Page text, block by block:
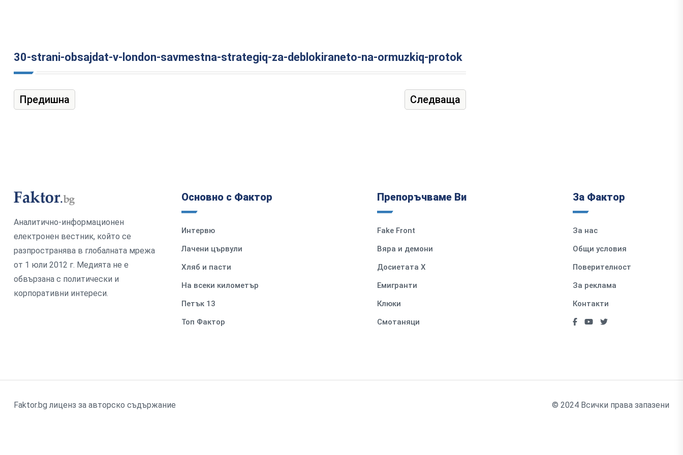
30-strani-obsajdat-v-london-savmestna-strategiq-za-deblokiraneto-na-ormuzkiq-protok
Предишна Следваща
Аналитично-информационен
електронен вестник, който се
разпространява в глобалната мрежа
от 1 юли 2012 г. Медията не е
обвързана с политически и
корпоративни интереси.
Основно с Фактор
Интервю
Лачени цървули
Хляб и пасти
На всеки километър
Петък 13
Топ Фактор
Препоръчваме Ви
Fake Front
Вяра и демони
Досиетата Х
Емигранти
Клюки
Смотаняци
За Фактор
За нас
Общи условия
Поверителност
За реклама
Контакти
Faktor.bg лиценз за авторско съдържание © 2024 Всички права запазени